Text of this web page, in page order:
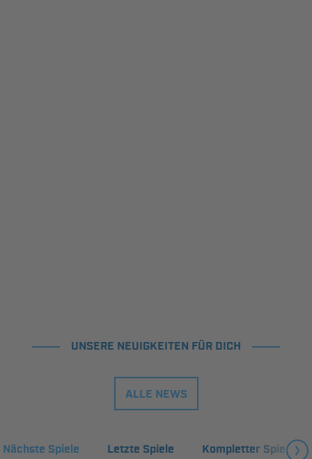
UNSERE NEUIGKEITEN FÜR DICH
ALLE NEWS
Nächste Spiele Letzte Spiele Kompletter Spielplan